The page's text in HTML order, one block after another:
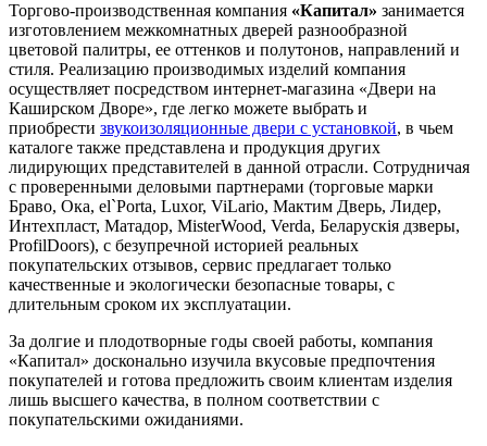
Торгово-производственная компания «Капитал» занимается
изготовлением межкомнатных дверей разнообразной
цветовой палитры, ее оттенков и полутонов, направлений и
стиля. Реализацию производимых изделий компания
осуществляет посредством интернет-магазина «Двери на
Каширском Дворе», где легко можете выбрать и
приобрести звукоизоляционные двери с установкой, в чьем
каталоге также представлена и продукция других
лидирующих представителей в данной отрасли. Сотрудничая
с проверенными деловыми партнерами (торговые марки
Браво, Ока, el`Porta, Luxor, ViLario, Мактим Дверь, Лидер,
Интехпласт, Матадор, МisterWood, Verda, Беларускiя дзверы,
ProfilDoors), с безупречной историей реальных
покупательских отзывов, сервис предлагает только
качественные и экологически безопасные товары, с
длительным сроком их эксплуатации.
За долгие и плодотворные годы своей работы, компания
«Капитал» досконально изучила вкусовые предпочтения
покупателей и готова предложить своим клиентам изделия
лишь высшего качества, в полном соответствии с
покупательскими ожиданиями.